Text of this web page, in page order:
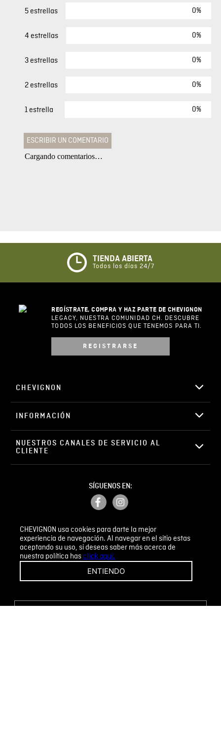
CHEVIGNON usa cookies para darte la mejor
experiencia de navegación. Al navegar en el sitio estas
aceptando su uso, si deseas saber más acerca de
nuestra política hasclick aquí.
ENTIENDO
5 estrellas 0%
4 estrellas 0%
3 estrellas 0%
2 estrellas 0%
1 estrella 0%
ESCRIBIR UN COMENTARIO
Califique el producto de 1 a 5 estrellas
★☆ ☆
Su nombre
Correo electrónico
ENVIAR COMENTARIO
Cargando comentarios…
TIENDA ABIERTA
Todos los días 24/7
REGÍSTRATE, COMPRA Y HAZ PARTE DE CHEVIGNON
LEGACY, NUESTRA COMUNIDAD CH. DESCUBRE
TODOS LOS BENEFICIOS QUE TENEMOS PARA TI.
REGISTRARSE
CHEVIGNON
INFORMACIÓN
NUESTROS CANALES DE SERVICIO AL
CLIENTE
SÍGUENOS EN:
PETICIONES, QUEJAS Y RECLAMOS
¡CAMBIOS Y DEVOLUCIONES FÁCILES!